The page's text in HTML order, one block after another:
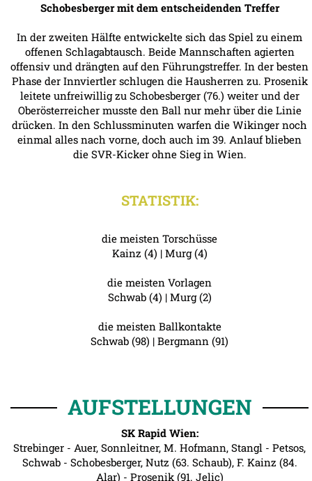
Schobesberger mit dem entscheidenden Treffer
In der zweiten Hälfte entwickelte sich das Spiel zu einem
offenen Schlagabtausch. Beide Mannschaften agierten
offensiv und drängten auf den Führungstreffer. In der besten
Phase der Innviertler schlugen die Hausherren zu. Prosenik
leitete unfreiwillig zu Schobesberger (76.) weiter und der
Oberösterreicher musste den Ball nur mehr über die Linie
drücken. In den Schlussminuten warfen die Wikinger noch
einmal alles nach vorne, doch auch im 39. Anlauf blieben
die SVR-Kicker ohne Sieg in Wien.
STATISTIK:
die meisten Torschüsse
Kainz (4) | Murg (4)
die meisten Vorlagen
Schwab (4) | Murg (2)
die meisten Ballkontakte
Schwab (98) | Bergmann (91)
AUFSTELLUNGEN
SK Rapid Wien:
Strebinger - Auer, Sonnleitner, M. Hofmann, Stangl - Petsos,
Schwab - Schobesberger, Nutz (63. Schaub), F. Kainz (84.
Alar) - Prosenik (91. Jelic)